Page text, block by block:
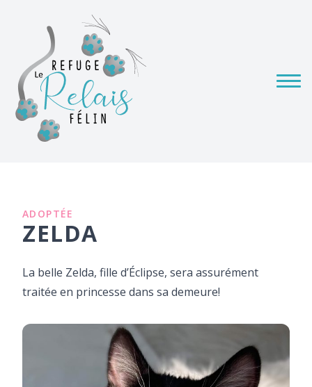
ADOPTÉE
ZELDA
La belle Zelda, fille d’Éclipse, sera assurément
traitée en princesse dans sa demeure!